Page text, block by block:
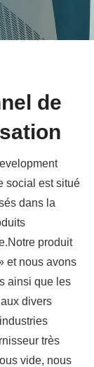
de
social est situé
dans la
produit
et nous avons
ainsi que les
divers
très
vide, nous